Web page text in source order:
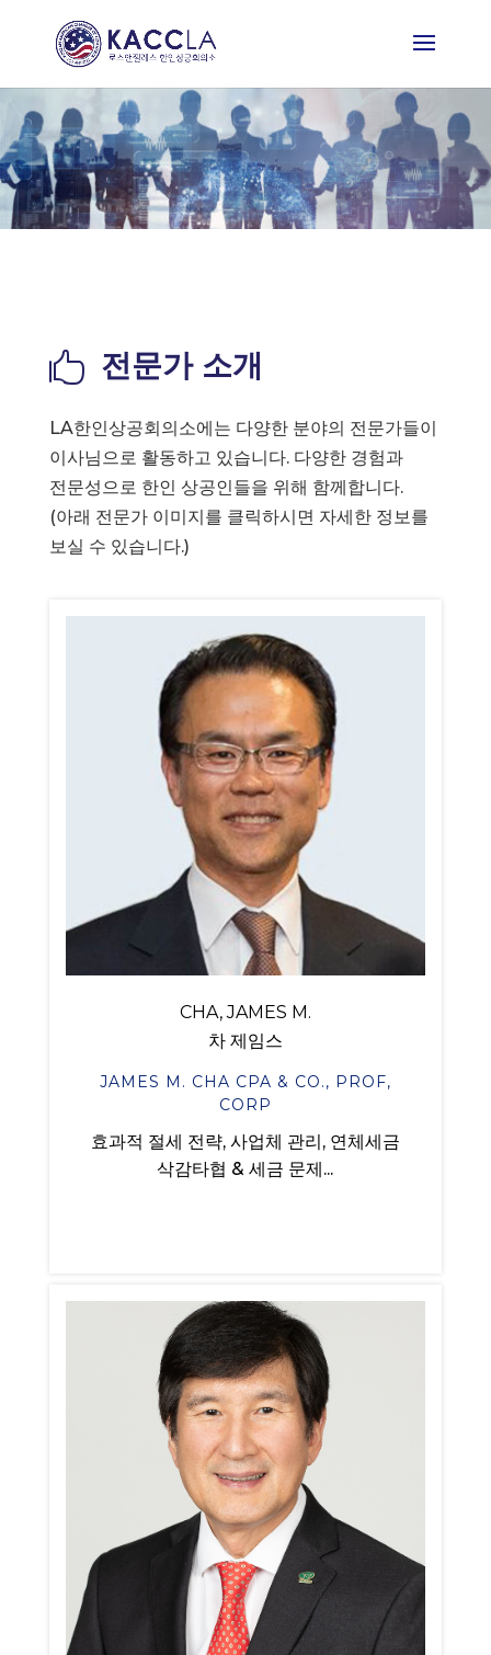
 전문가 소개
LA한인상공회의소에는 다양한 분야의 전문가들이
이사님으로 활동하고 있습니다. 다양한 경험과
전문성으로 한인 상공인들을 위해 함께합니다.
(아래 전문가 이미지를 클릭하시면 자세한 정보를
보실 수 있습니다.)
CHA, JAMES M.
차 제임스
JAMES M. CHA CPA & CO., PROF,
CORP
효과적 절세 전략, 사업체 관리, 연체세금
삭감타협 & 세금 문제...